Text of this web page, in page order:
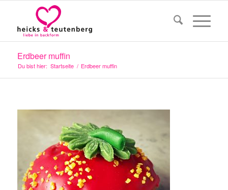
Erdbeer muffin
Du bist hier: Startseite / Erdbeer muffin